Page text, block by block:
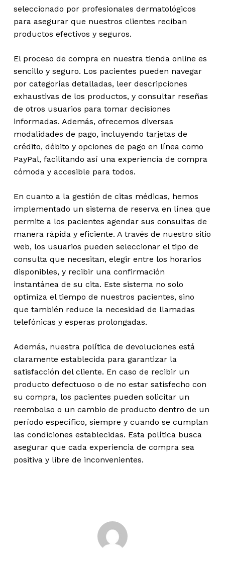
seleccionado por profesionales dermatológicos
para asegurar que nuestros clientes reciban
productos efectivos y seguros.
El proceso de compra en nuestra tienda online es
sencillo y seguro. Los pacientes pueden navegar
por categorías detalladas, leer descripciones
exhaustivas de los productos, y consultar reseñas
de otros usuarios para tomar decisiones
informadas. Además, ofrecemos diversas
modalidades de pago, incluyendo tarjetas de
crédito, débito y opciones de pago en línea como
PayPal, facilitando así una experiencia de compra
cómoda y accesible para todos.
En cuanto a la gestión de citas médicas, hemos
implementado un sistema de reserva en línea que
permite a los pacientes agendar sus consultas de
manera rápida y eficiente. A través de nuestro sitio
web, los usuarios pueden seleccionar el tipo de
consulta que necesitan, elegir entre los horarios
disponibles, y recibir una confirmación
instantánea de su cita. Este sistema no solo
optimiza el tiempo de nuestros pacientes, sino
que también reduce la necesidad de llamadas
telefónicas y esperas prolongadas.
Además, nuestra política de devoluciones está
claramente establecida para garantizar la
satisfacción del cliente. En caso de recibir un
producto defectuoso o de no estar satisfecho con
su compra, los pacientes pueden solicitar un
reembolso o un cambio de producto dentro de un
período específico, siempre y cuando se cumplan
las condiciones establecidas. Esta política busca
asegurar que cada experiencia de compra sea
positiva y libre de inconvenientes.